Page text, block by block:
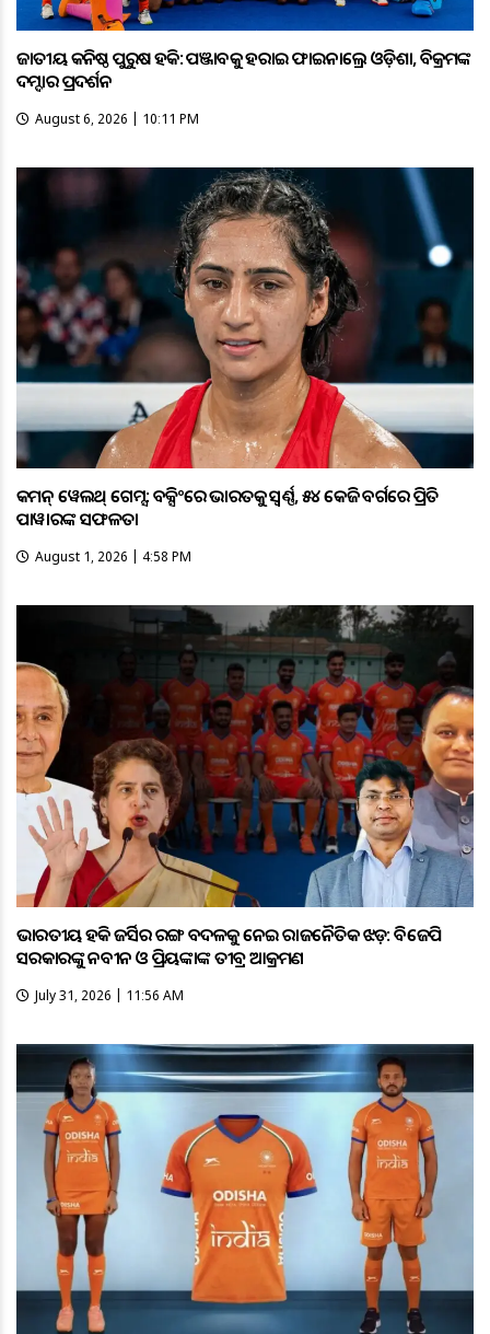
ଜାତୀୟ କନିଷ୍ଠ ପୁରୁଷ ହକି: ପଞ୍ଜାବକୁ ହରାଇ ଫାଇନାଲ୍ରେ ଓଡ଼ିଶା, ବିକ୍ରମଙ୍କ
ଦମ୍ଦାର ପ୍ରଦର୍ଶନ
August 6, 2026 | 10:11 PM
କମନ୍ ୱେଲଥ୍ ଗେମ୍ସ: ବକ୍ସିଂରେ ଭାରତକୁ ସ୍ବର୍ଣ୍ଣ, ୫୪ କେଜି ବର୍ଗରେ ପ୍ରିତି
ପାୱାରଙ୍କ ସଫଳତା
August 1, 2026 | 4:58 PM
ଭାରତୀୟ ହକି ଜର୍ସିର ରଙ୍ଗ ବଦଳକୁ ନେଇ ରାଜନୈତିକ ଝଡ଼: ବିଜେପି
ସରକାରଙ୍କୁ ନବୀନ ଓ ପ୍ରିୟଙ୍କାଙ୍କ ତୀବ୍ର ଆକ୍ରମଣ
July 31, 2026 | 11:56 AM